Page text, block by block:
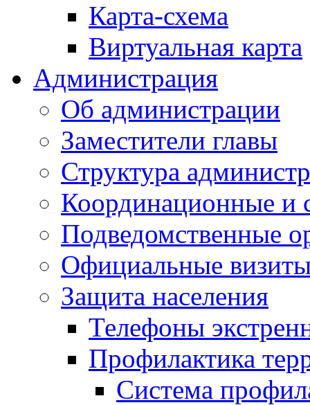
Карта-схема
Виртуальная карта
Администрация
Об администрации
Заместители главы
Структура
Координационные и
Подведомственные
Официальные
Защита населения
Телефоны
Профилактика
Система